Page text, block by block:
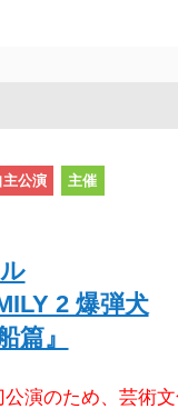
主公演 主催
2 爆弾犬
篇』
演のため、芸術